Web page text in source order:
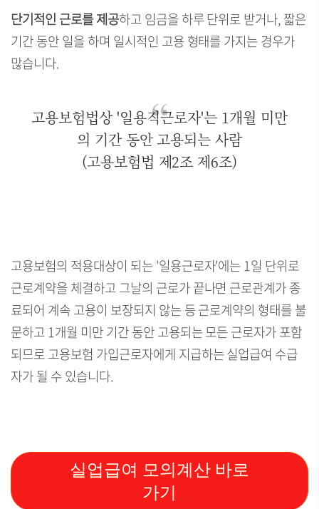
단기적인 근로를 제공하고 임금을 하루 단위로 받거나, 짧은
기간 동안 일을 하며 일시적인 고용 형태를 가지는 경우가
많습니다.
고용보험법상 '일용직근로자'는 1개월 미만
의 기간 동안 고용되는 사람
(고용보험법 제2조 제6조)
고용보험의 적용대상이 되는 '일용근로자'에는 1일 단위로
근로계약을 체결하고 그날의 근로가 끝나면 근로관계가 종
료되어 계속 고용이 보장되지 않는 등 근로계약의 형태를 불
문하고 1개월 미만 기간 동안 고용되는 모든 근로자가 포함
되므로 고용보험 가입근로자에게 지급하는 실업급여 수급
자가 될 수 있습니다.
실업급여 모의계산 바로
가기